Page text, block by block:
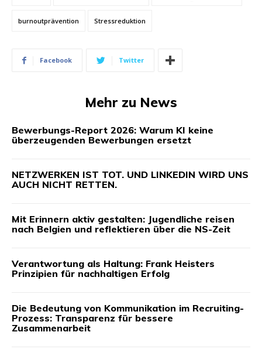
burnoutprävention Stressreduktion
Facebook Twitter
Mehr zu News
Bewerbungs-Report 2026: Warum KI keine
überzeugenden Bewerbungen ersetzt
NETZWERKEN IST TOT. UND LINKEDIN WIRD UNS
AUCH NICHT RETTEN.
Mit Erinnern aktiv gestalten: Jugendliche reisen
nach Belgien und reflektieren über die NS-Zeit
Verantwortung als Haltung: Frank Heisters
Prinzipien für nachhaltigen Erfolg
Die Bedeutung von Kommunikation im Recruiting-
Prozess: Transparenz für bessere
Zusammenarbeit